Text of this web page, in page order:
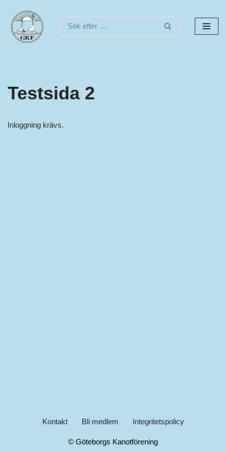
Hoppa
till
Testsida 2
Inloggning krävs.
Kontakt Bli medlem Integritetspolicy
© Göteborgs Kanotförening